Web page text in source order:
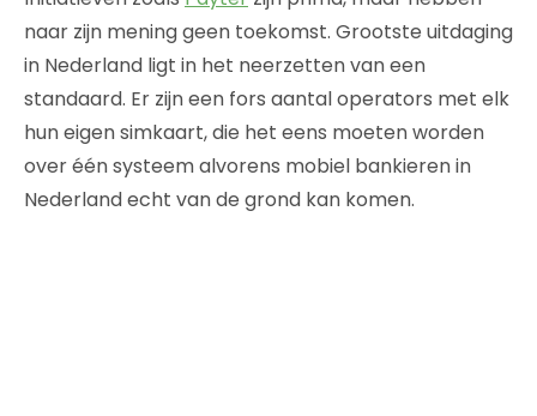
naar zijn mening geen toekomst. Grootste uitdaging
in Nederland ligt in het neerzetten van een
standaard. Er zijn een fors aantal operators met elk
hun eigen simkaart, die het eens moeten worden
over één systeem alvorens mobiel bankieren in
Nederland echt van de grond kan komen.